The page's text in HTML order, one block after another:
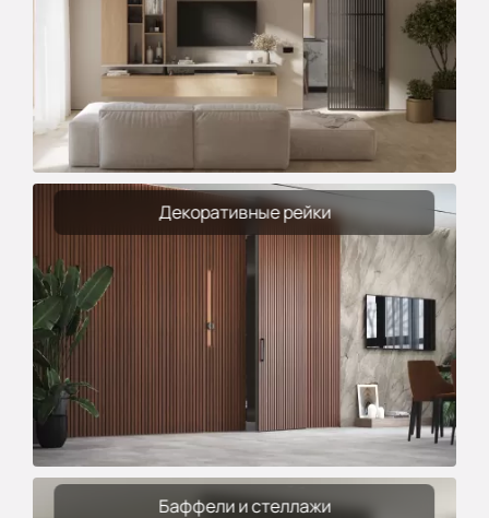
Декоративные рейки
Баффели и стеллажи